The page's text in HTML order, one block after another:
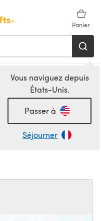
Panier
Vous naviguez depuis
États-Unis.
Passer à
Séjourner